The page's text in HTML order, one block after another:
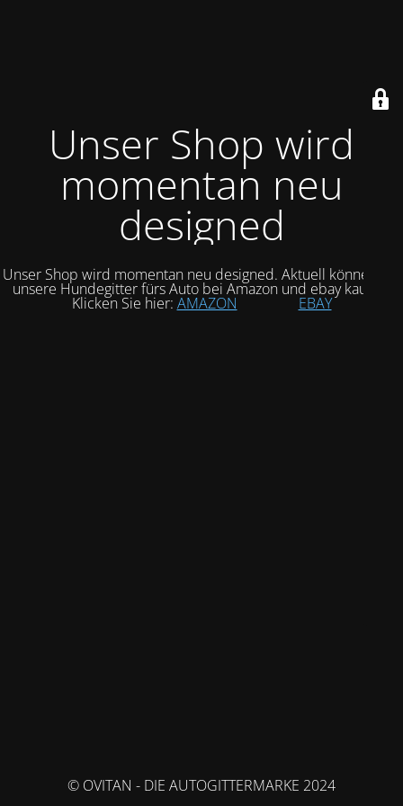
Unser Shop wird
momentan neu
designed
Unser Shop wird momentan neu designed. Aktuell können Sie
unsere Hundegitter fürs Auto bei Amazon und ebay kaufen.
Klicken Sie hier: AMAZON EBAY
© OVITAN - DIE AUTOGITTERMARKE 2024